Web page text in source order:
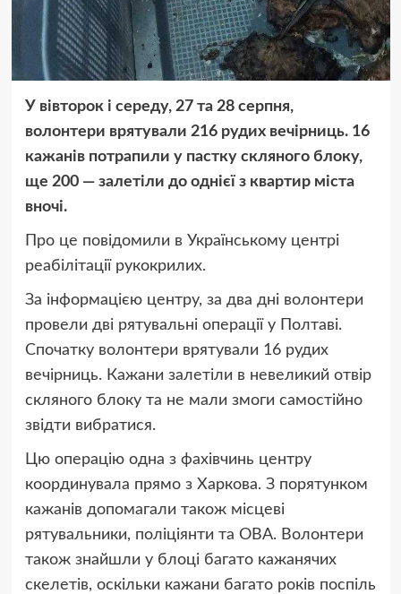
У вівторок і середу, 27 та 28 серпня,
волонтери врятували 216 рудих вечірниць. 16
кажанів потрапили у пастку скляного блоку,
ще 200 — залетіли до однієї з квартир міста
вночі.
Про це повідомили в Українському центрі
реабілітації рукокрилих.
За інформацією центру, за два дні волонтери
провели дві рятувальні операції у Полтаві.
Спочатку волонтери врятували 16 рудих
вечірниць. Кажани залетіли в невеликий отвір
скляного блоку та не мали змоги самостійно
звідти вибратися.
Цю операцію одна з фахівчинь центру
координувала прямо з Харкова. З порятунком
кажанів допомагали також місцеві
рятувальники, поліціянти та ОВА. Волонтери
також знайшли у блоці багато кажанячих
скелетів, оскільки кажани багато років поспіль